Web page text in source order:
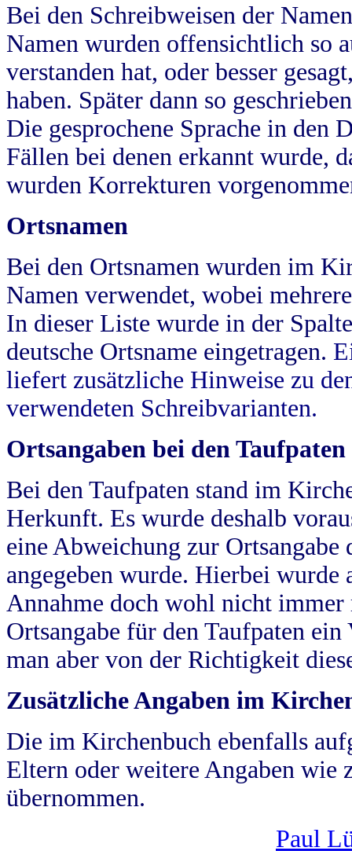
Bei den Schreibweisen der
Namen wurden offensichtlich so
verstanden hat, oder besser
haben. Später dann so
Die gesprochene Sprache in
Fällen bei denen erkannt wurde,
wurden Korrekturen
Ortsnamen
Bei den Ortsnamen wurden im
Namen verwendet, wobei
In dieser Liste wurde in der
deutsche Ortsname eingetragen.
liefert zusätzliche Hinweise zu
verwendeten Schreibvarianten.
Ortsangaben bei den Taufpaten
Bei den Taufpaten stand im
Herkunft. Es wurde deshalb
eine Abweichung zur
angegeben wurde. Hierbei wurde
Annahme doch wohl nicht
Ortsangabe für den Taufpaten
man aber von der Richtigkeit
Zusätzliche Angaben im
Die im Kirchenbuch ebenfalls
Eltern oder weitere Angaben wie
übernommen.
Paul